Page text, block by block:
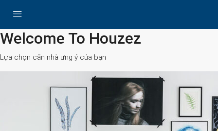
Search
Welcome To Houzez
Lựa chọn căn nhà ưng ý của bạn